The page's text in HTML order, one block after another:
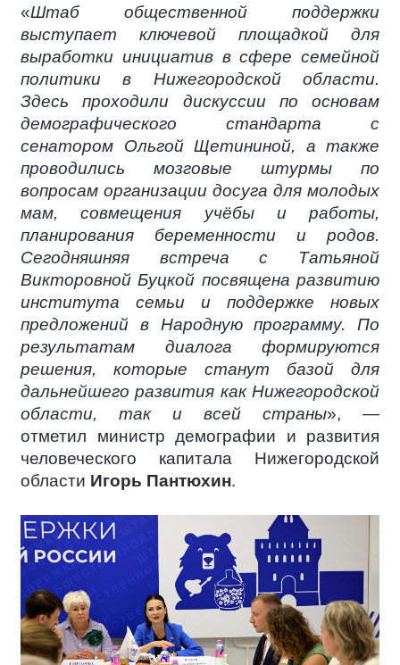
«Штаб общественной поддержки
выступает ключевой площадкой для
выработки инициатив в сфере семейной
политики в Нижегородской области.
Здесь проходили дискуссии по основам
демографического стандарта с
сенатором Ольгой Щетининой, а также
проводились мозговые штурмы по
вопросам организации досуга для молодых
мам, совмещения учёбы и работы,
планирования беременности и родов.
Сегодняшняя встреча с Татьяной
Викторовной Буцкой посвящена развитию
института семьи и поддержке новых
предложений в Народную программу. По
результатам диалога формируются
решения, которые станут базой для
дальнейшего развития как Нижегородской
области, так и всей страны», —
отметил министр демографии и развития
человеческого капитала Нижегородской
области Игорь Пантюхин.